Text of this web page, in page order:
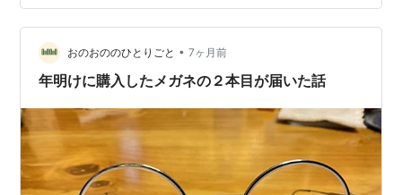
くなりそうなのと最近、頭頂部のフケが気になるのでシ
ャンプーをメリットに変えようと購入しました。昔のCM
でフケ・かゆみにメリット！と言っていたような気がし
た…
おのおののひとりごと • 7ヶ月前
年明けに購入したメガネの２本目が届いた話